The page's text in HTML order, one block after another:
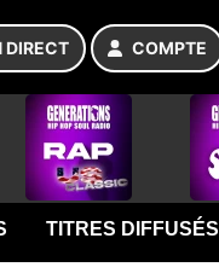
DIRECT COMPTE
TITRES DIFFUSÉS